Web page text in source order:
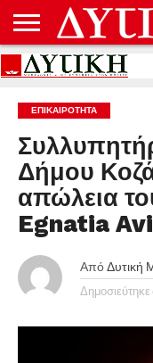
ΑΡΧΙΚΉ
ΕΠΙΚΟΙΝΩΝΊΑ
ΌΡΟΙ
ΠΡΟΣΤΑΣΊΑ
ΔΕΔΟΜΈΝΩΝ
ΕΠΙΚΑΙΡΟΤΗΤΑ
Δήμου
απώλεια
Egnatia
Από Δυτική
Δημοσιεύτηκε